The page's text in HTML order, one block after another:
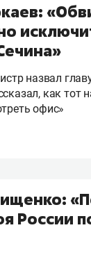
назвал
как тот
офис»
России